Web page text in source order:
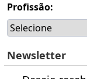
Profissão:
Newsletter